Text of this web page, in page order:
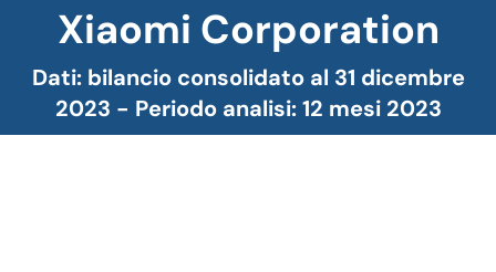
Xiaomi Corporation
Dati: bilancio consolidato al 31 dicembre
2023 - Periodo analisi: 12 mesi 2023
Tu sei qui: